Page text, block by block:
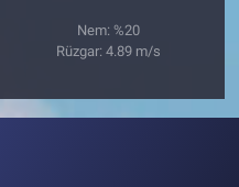
Nem: %20
Rüzgar: 4.89 m/s